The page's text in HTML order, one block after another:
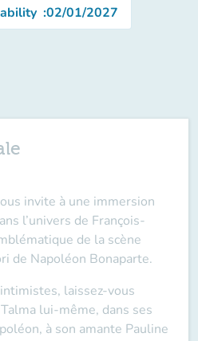
:02/01/2027
invite à une immersion
l’univers de François-
de la scène
de Napoléon Bonaparte.
laissez-vous
lui-même, dans ses
à son amante Pauline